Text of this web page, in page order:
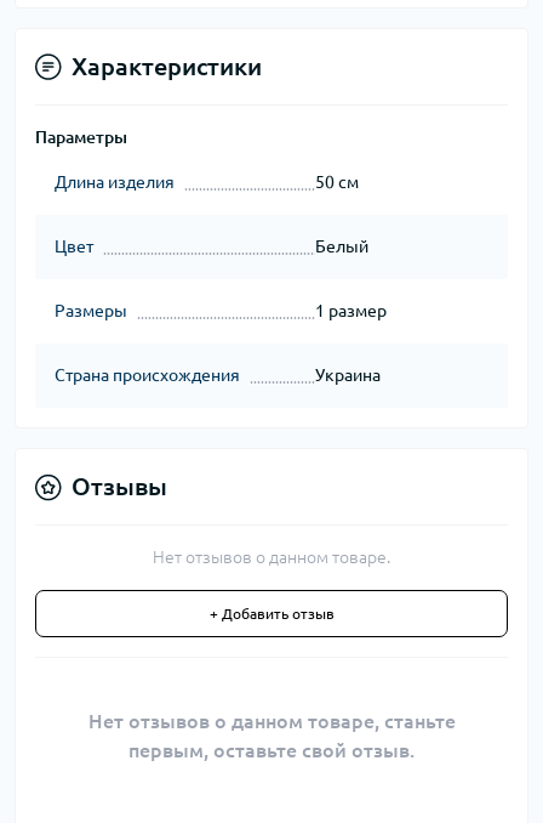
Характеристики
Параметры
Длина изделия 50 см
Цвет Белый
Размеры 1 размер
Страна происхождения Украина
Отзывы
Нет отзывов о данном товаре.
+ Добавить отзыв
Нет отзывов о данном товаре, станьте
первым, оставьте свой отзыв.